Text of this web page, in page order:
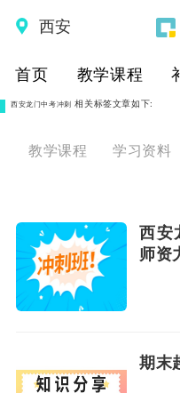
西安
首页 教学课程
西安龙门中考冲刺 相关标签文章如下:
教学课程 学习资料
西安
师资
期末